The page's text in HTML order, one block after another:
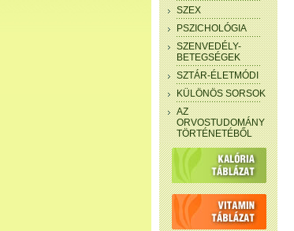
SZEX
PSZICHOLÓGIA
SZENVEDÉLY-
BETEGSÉGEK
SZTÁR-ÉLETMÓDI
KÜLÖNÖS SORSOK
AZ
ORVOSTUDOMÁNY
TÖRTÉNETÉBŐL